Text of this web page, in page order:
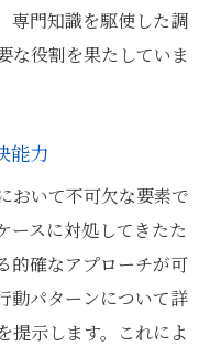
専門知識を駆使した調
な役割を果たしていま
能力
おいて不可欠な要素で
ースに対処してきたた
的確なアプローチが可
動パターンについて詳
提示します。これによ